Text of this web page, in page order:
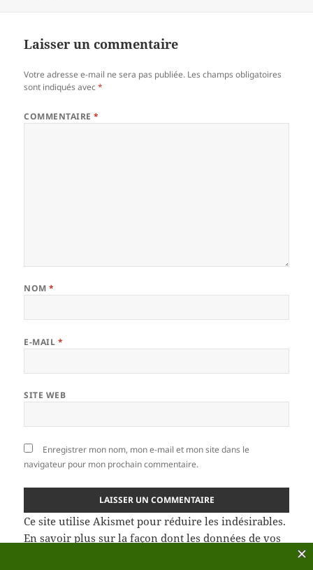
Laisser un commentaire
Votre adresse e-mail ne sera pas publiée. Les champs obligatoires
sont indiqués avec*
COMMENTAIRE*
NOM*
E-MAIL *
SITE WEB
Enregistrer mon nom, mon e-mail et mon site dans le
navigateur pour mon prochain commentaire.
Ce site utilise Akismet pour réduire les indésirables.
En savoir plus sur la façon dont les données de vos